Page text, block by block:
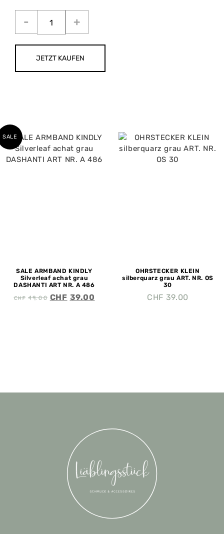
JETZT KAUFEN
SALE
SALE ARMBAND KINDLY
Silverleaf achat grau
DASHANTI ART NR. A 486
CHF49.00 CHF 39.00
OHRSTECKER KLEIN
silberquarz grau ART. NR. OS
30
CHF 39.00